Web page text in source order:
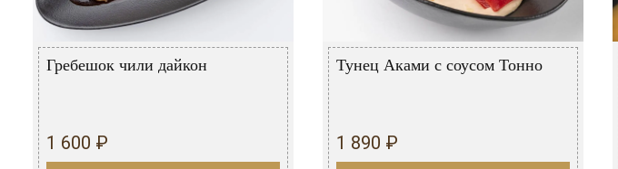
Гребешок чили дайкон
1 600 ₽
Тунец Аками с соусом Тонно
1 890 ₽